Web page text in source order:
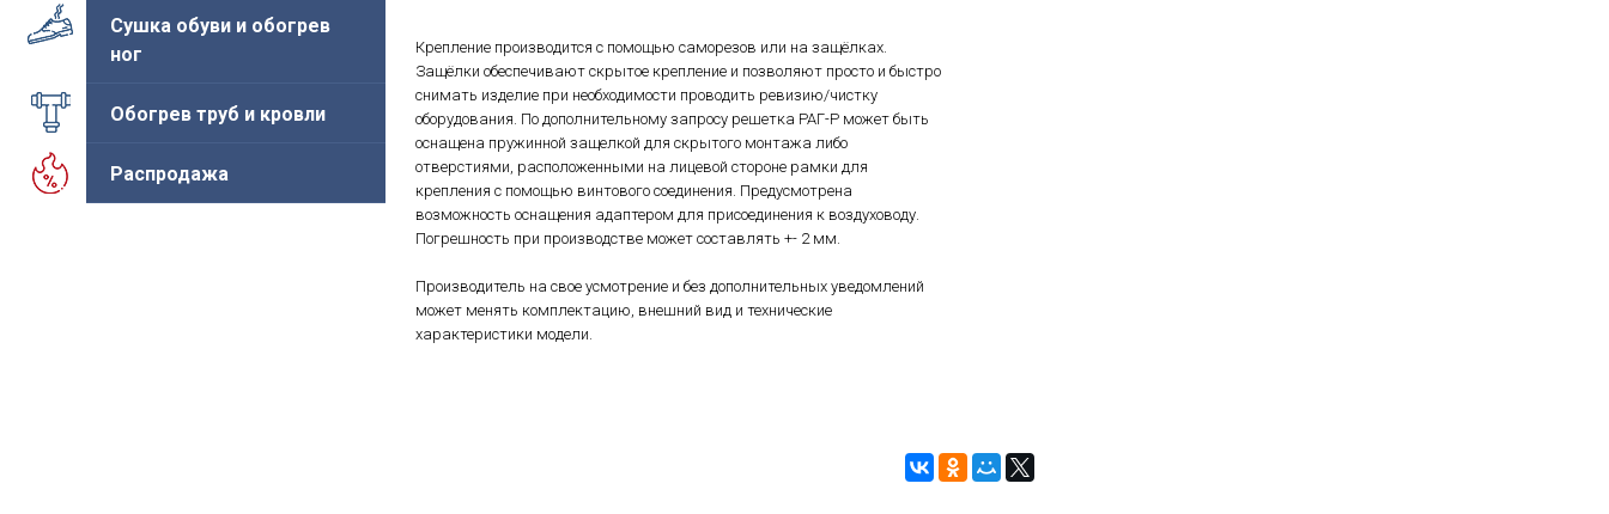
Сушка обуви и обогрев
ног
Обогрев труб и кровли
Распродажа
Крепление производится с помощью саморезов или на защёлках.
Защёлки обеспечивают скрытое крепление и позволяют просто и быстро
снимать изделие при необходимости проводить ревизию/чистку
оборудования. По дополнительному запросу решетка РАГ-Р может быть
оснащена пружинной защелкой для скрытого монтажа либо
отверстиями, расположенными на лицевой стороне рамки для
крепления с помощью винтового соединения. Предусмотрена
возможность оснащения адаптером для присоединения к воздуховоду.
Погрешность при производстве может составлять +- 2 мм.
Производитель на свое усмотрение и без дополнительных уведомлений
может менять комплектацию, внешний вид и технические
характеристики модели.